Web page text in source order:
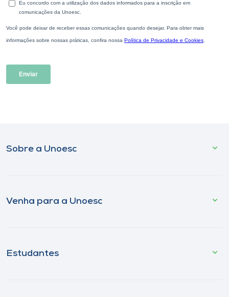
Sobre a Unoesc
Venha para a Unoesc
Estudantes